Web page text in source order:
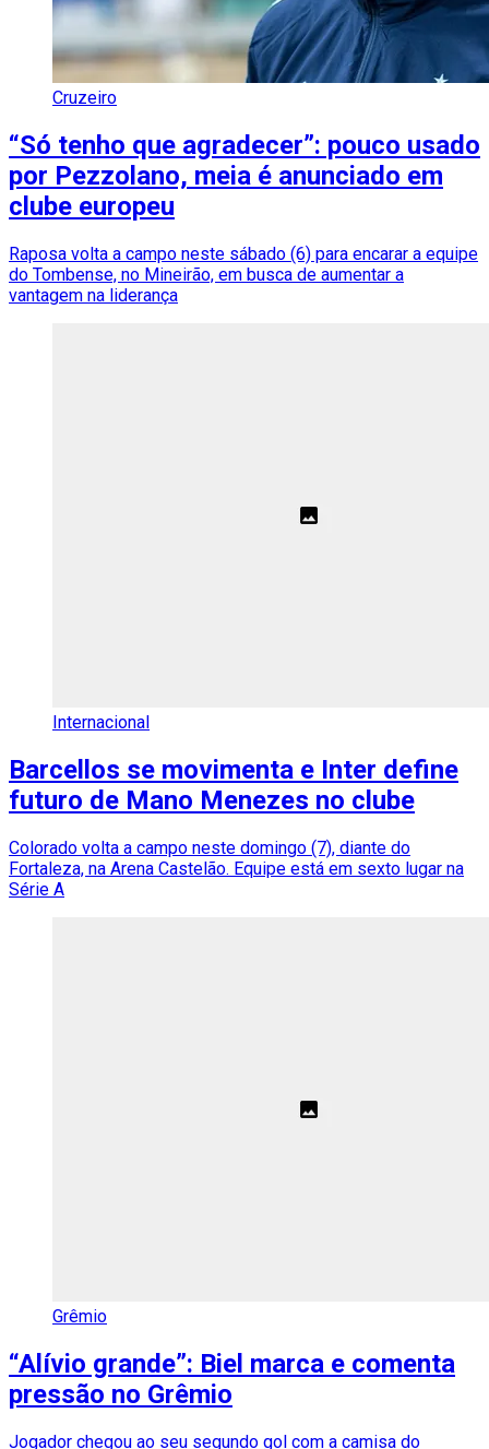
Cruzeiro
“Só tenho que agradecer”: pouco usado
por Pezzolano, meia é anunciado em
clube europeu
Raposa volta a campo neste sábado (6) para encarar a equipe
do Tombense, no Mineirão, em busca de aumentar a
vantagem na liderança
Internacional
Barcellos se movimenta e Inter define
futuro de Mano Menezes no clube
Colorado volta a campo neste domingo (7), diante do
Fortaleza, na Arena Castelão. Equipe está em sexto lugar na
Série A
Grêmio
“Alívio grande”: Biel marca e comenta
pressão no Grêmio
Jogador chegou ao seu segundo gol com a camisa do